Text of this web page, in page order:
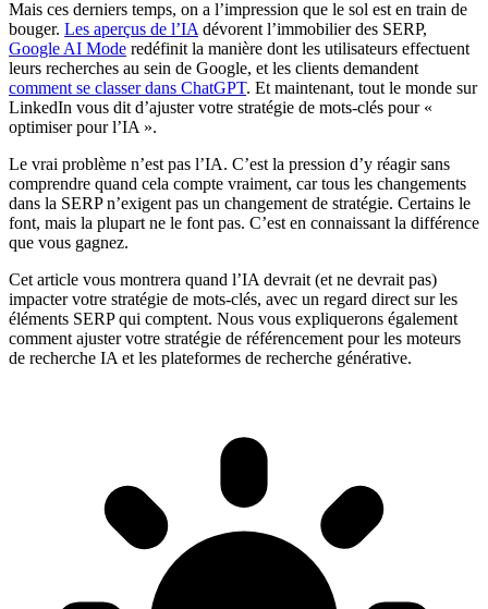
Mais ces derniers temps, on a l’impression que le sol est en train de
bouger. Les aperçus de l’IA dévorent l’immobilier des SERP,
Google AI Mode redéfinit la manière dont les utilisateurs effectuent
leurs recherches au sein de Google, et les clients demandent
comment se classer dans ChatGPT. Et maintenant, tout le monde sur
LinkedIn vous dit d’ajuster votre stratégie de mots-clés pour «
optimiser pour l’IA ».
Le vrai problème n’est pas l’IA. C’est la pression d’y réagir sans
comprendre quand cela compte vraiment, car tous les changements
dans la SERP n’exigent pas un changement de stratégie. Certains le
font, mais la plupart ne le font pas. C’est en connaissant la différence
que vous gagnez.
Cet article vous montrera quand l’IA devrait (et ne devrait pas)
impacter votre stratégie de mots-clés, avec un regard direct sur les
éléments SERP qui comptent. Nous vous expliquerons également
comment ajuster votre stratégie de référencement pour les moteurs
de recherche IA et les plateformes de recherche générative.